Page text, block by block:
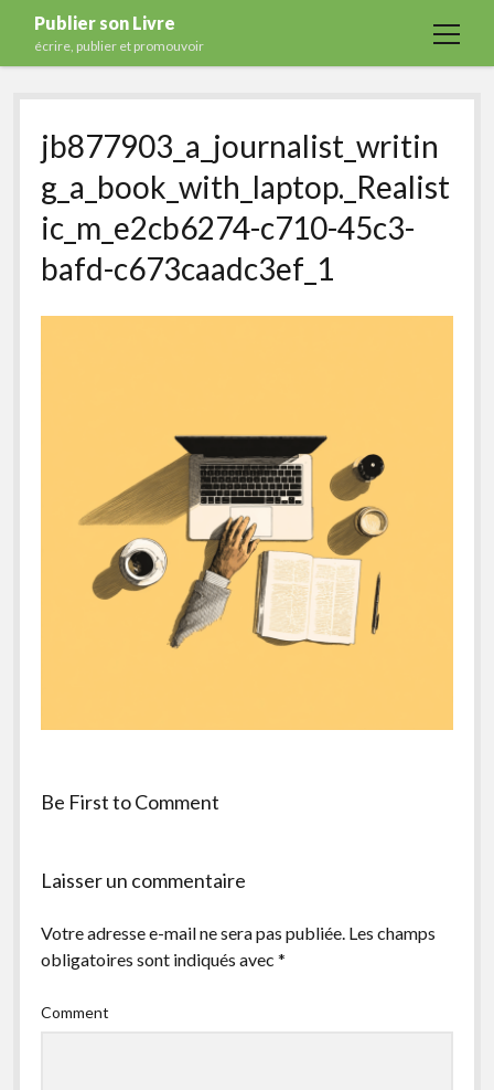
Publier son Livre
écrire, publier et promouvoir
open
Accueil
Formations
Services
Blog
Auto-édition
facebook
instagram
youtube
email-
form
jb877903_a_journalist_writin
g_a_book_with_laptop._Realist
ic_m_e2cb6274-c710-45c3-
bafd-c673caadc3ef_1
Be First to Comment
Laisser un commentaire
Votre adresse e-mail ne sera pas publiée. Les champs
obligatoires sont indiqués avec *
Comment